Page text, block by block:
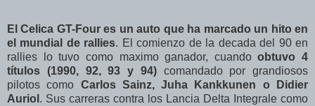
El Celica GT-Four es un auto que ha marcado un hito en
el mundial de rallies. El comienzo de la decada del 90 en
rallies lo tuvo como maximo ganador, cuandoobtuvo 4
títulos (1990, 92, 93 y 94) comandado por grandiosos
pilotos como Carlos Sainz, Juha Kankkunen o Didier
Auriol . Sus carreras contra los Lancia Delta Integrale como